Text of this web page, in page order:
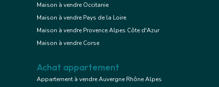
Maison à vendre Occitanie
Maison à vendre Pays de la Loire
Maison à vendre Provence Alpes Côte d'Azur
Maison à vendre Corse
Achat appartement
Appartement à vendre Auvergne Rhône Alpes